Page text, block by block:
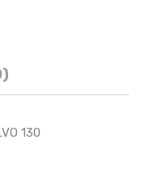
130